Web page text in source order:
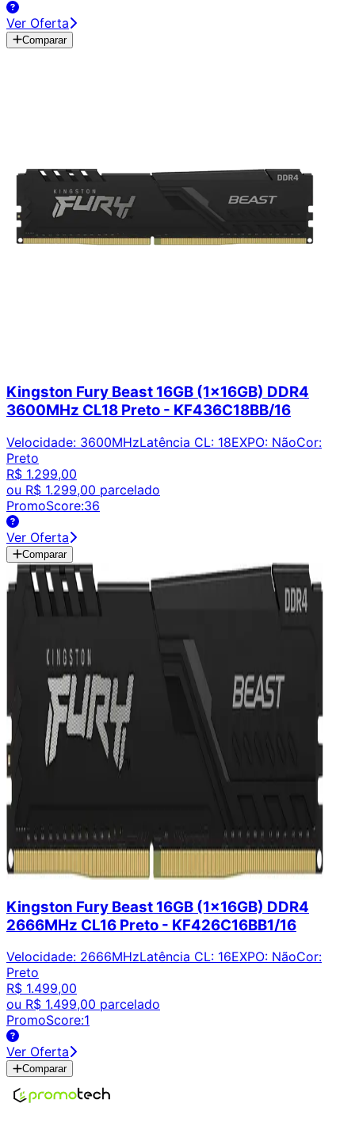
Ver Oferta
Comparar
Kingston Fury Beast 16GB (1x16GB) DDR4
3600MHz CL18 Preto - KF436C18BB/16
Velocidade: 3600MHzLatência CL: 18EXPO: NãoCor:
Preto
R$ 1.299,00
ou R$ 1.299,00 parcelado
PromoScore:36
Ver Oferta
Comparar
Kingston Fury Beast 16GB (1x16GB) DDR4
2666MHz CL16 Preto - KF426C16BB1/16
Velocidade: 2666MHzLatência CL: 16EXPO: NãoCor:
Preto
R$ 1.499,00
ou R$ 1.499,00 parcelado
PromoScore:1
Ver Oferta
Comparar